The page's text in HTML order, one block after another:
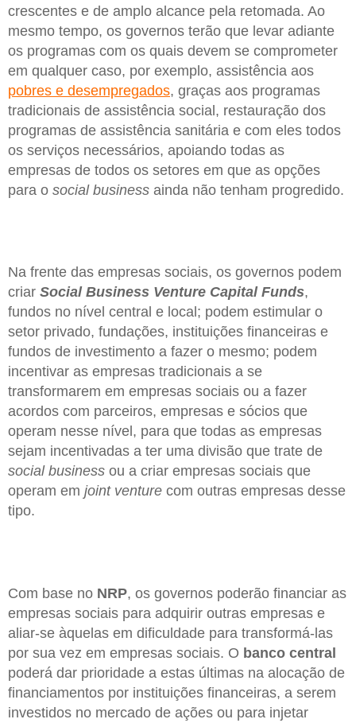
crescentes e de amplo alcance pela retomada. Ao
mesmo tempo, os governos terão que levar adiante
os programas com os quais devem se comprometer
em qualquer caso, por exemplo, assistência aos
pobres e desempregados, graças aos programas
tradicionais de assistência social, restauração dos
programas de assistência sanitária e com eles todos
os serviços necessários, apoiando todas as
empresas de todos os setores em que as opções
para o social business ainda não tenham progredido.
Na frente das empresas sociais, os governos podem
criar Social Business Venture Capital Funds,
fundos no nível central e local; podem estimular o
setor privado, fundações, instituições financeiras e
fundos de investimento a fazer o mesmo; podem
incentivar as empresas tradicionais a se
transformarem em empresas sociais ou a fazer
acordos com parceiros, empresas e sócios que
operam nesse nível, para que todas as empresas
sejam incentivadas a ter uma divisão que trate de
social business ou a criar empresas sociais que
operam em joint venture com outras empresas desse
tipo.
Com base no NRP, os governos poderão financiar as
empresas sociais para adquirir outras empresas e
aliar-se àquelas em dificuldade para transformá-las
por sua vez em empresas sociais. O banco central
poderá dar prioridade a estas últimas na alocação de
financiamentos por instituições financeiras, a serem
investidos no mercado de ações ou para injetar